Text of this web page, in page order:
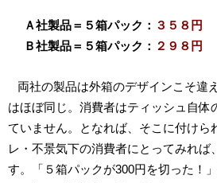
Ａ社製品＝５箱パック： ３５８円
Ｂ社製品＝５箱パック：
２９８円
両社の製品は外箱のデザインこそ違
はほぼ同じ。消費者はティッシュ自体
ていません。となれば、そこに付けら
レ・不景気下の消費者にとってみれば
す。「５箱パックが300円を切った！